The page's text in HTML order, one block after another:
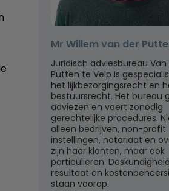
Mr Willem van der
Juridisch adviesbureau Van
Putten te Velp is
het lijkbezorgingsrecht en
bestuursrecht. Het bureau
adviezen en voert zonodig
gerechtelijke procedures.
alleen bedrijven, non-profit
instellingen, notariaat en
zijn haar klanten, maar ook
particulieren.
resultaat en
staan voorop.